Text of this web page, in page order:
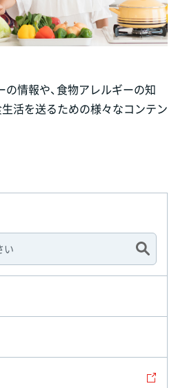
の情報や、食物アレルギーの知
生活を送るための様々なコンテン